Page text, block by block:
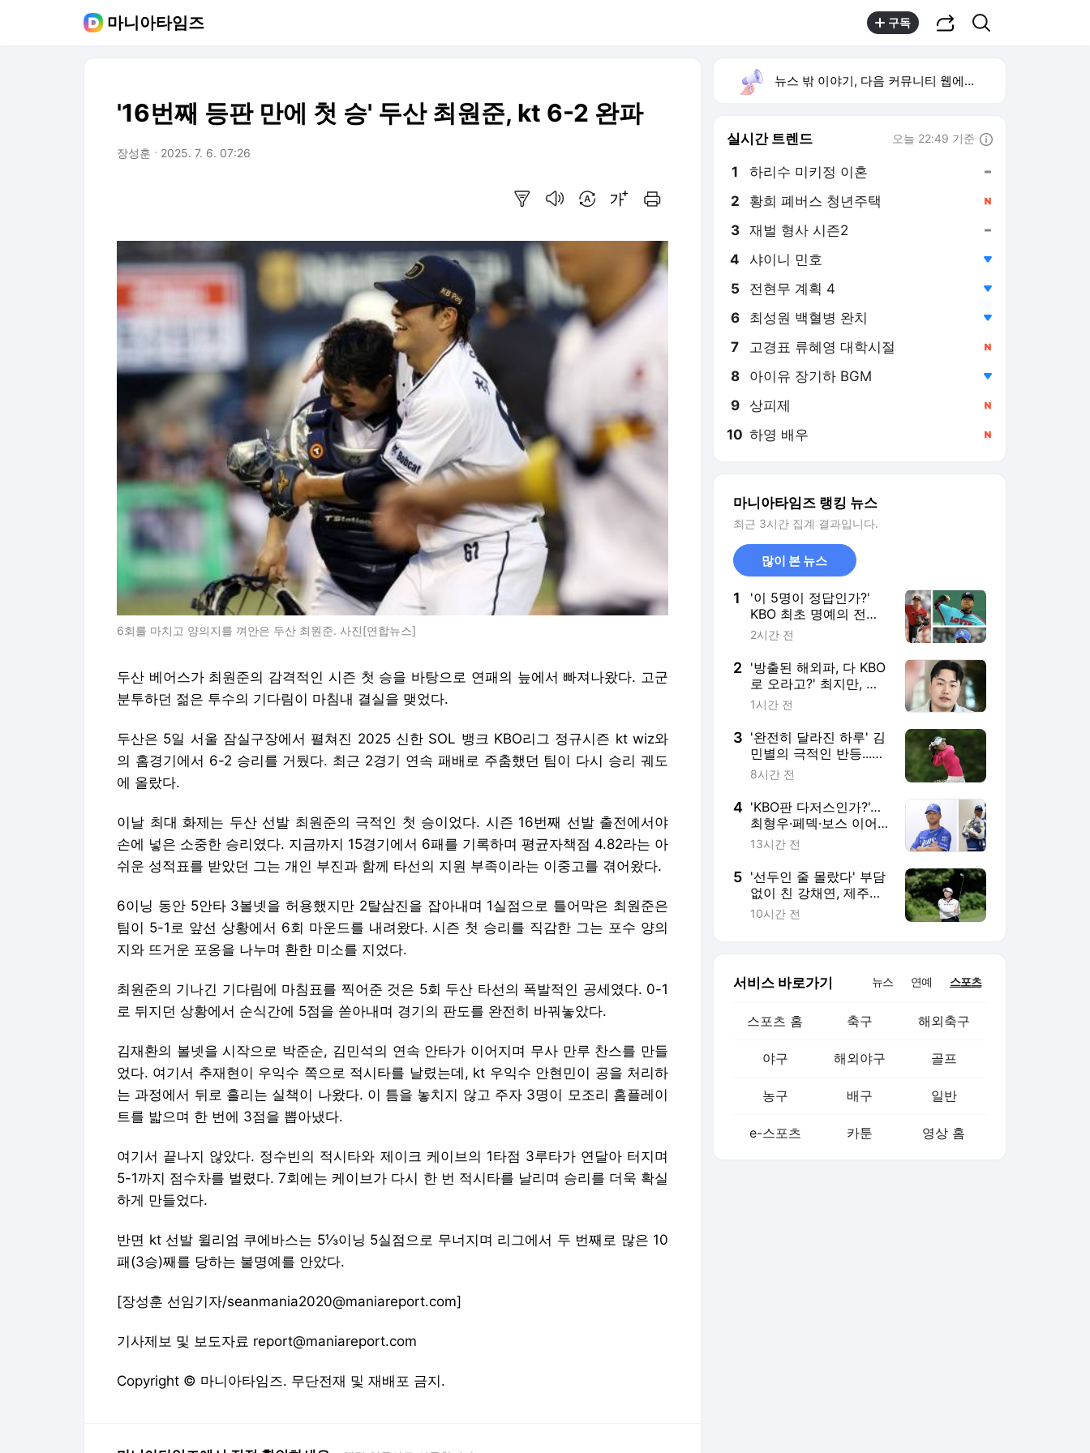
마니아타임즈 구독
'16번째 등판 만에 첫 승' 두산 최원준, kt 6-2 완파
장성훈 2025. 7. 6. 07:26
6회를 마치고 양의지를 껴안은 두산 최원준. 사진[연합뉴스]
두산 베어스가 최원준의 감격적인 시즌 첫 승을 바탕으로 연패의 늪에서 빠져나왔다. 고군
분투하던 젊은 투수의 기다림이 마침내 결실을 맺었다.
두산은 5일 서울 잠실구장에서 펼쳐진 2025 신한 SOL 뱅크 KBO리그 정규시즌 kt wiz와
의 홈경기에서 6-2 승리를 거뒀다. 최근 2경기 연속 패배로 주춤했던 팀이 다시 승리 궤도
에 올랐다.
이날 최대 화제는 두산 선발 최원준의 극적인 첫 승이었다. 시즌 16번째 선발 출전에서야
손에 넣은 소중한 승리였다. 지금까지 15경기에서 6패를 기록하며 평균자책점 4.82라는 아
쉬운 성적표를 받았던 그는 개인 부진과 함께 타선의 지원 부족이라는 이중고를 겪어왔다.
6이닝 동안 5안타 3볼넷을 허용했지만 2탈삼진을 잡아내며 1실점으로 틀어막은 최원준은
팀이 5-1로 앞선 상황에서 6회 마운드를 내려왔다. 시즌 첫 승리를 직감한 그는 포수 양의
지와 뜨거운 포옹을 나누며 환한 미소를 지었다.
최원준의 기나긴 기다림에 마침표를 찍어준 것은 5회 두산 타선의 폭발적인 공세였다. 0-1
로 뒤지던 상황에서 순식간에 5점을 쏟아내며 경기의 판도를 완전히 바꿔놓았다.
김재환의 볼넷을 시작으로 박준순, 김민석의 연속 안타가 이어지며 무사 만루 찬스를 만들
었다. 여기서 추재현이 우익수 쪽으로 적시타를 날렸는데, kt 우익수 안현민이 공을 처리하
는 과정에서 뒤로 흘리는 실책이 나왔다. 이 틈을 놓치지 않고 주자 3명이 모조리 홈플레이
트를 밟으며 한 번에 3점을 뽑아냈다.
여기서 끝나지 않았다. 정수빈의 적시타와 제이크 케이브의 1타점 3루타가 연달아 터지며
5-1까지 점수차를 벌렸다. 7회에는 케이브가 다시 한 번 적시타를 날리며 승리를 더욱 확실
하게 만들었다.
반면 kt 선발 윌리엄 쿠에바스는 5⅓이닝 5실점으로 무너지며 리그에서 두 번째로 많은 10
패(3승)째를 당하는 불명예를 안았다.
[장성훈 선임기자/seanmania2020@maniareport.com]
기사제보 및 보도자료 report@maniareport.com
Copyright © 마니아타임즈. 무단전재 및 재배포 금지.
뉴스 밖 이야기, 다음 커뮤니티 웹에서 보기
실시간 트렌드 오늘 22:49 기준
1 하리수 미키정 이혼
2 황희 폐버스 청년주택
4 샤이니 민호
5 전현무 계획 4
6 최성원 백혈병 완치
7 고경표 류혜영 대학시절
8 아이유 장기하 BGM
9 상피제
10 하영 배우
마니아타임즈 랭킹 뉴스
최근 3시간 집계 결과입니다.
많이 본 뉴스
1
'이 5명이 정답인가?'
KBO 최초 명예의 전당,
선동열·최동원·이승엽·
논쟁
2시간 전
2 '방출된 해외파, 다 KBO
로 오라고?' 최지만, 배
지환, 심준석의 엇갈린
1시간 전
3 '완전히 달라진 하루' 김
민별의 극적인 반등...공
동 115위서 공동 38위로
8시간 전
4 'KBO판 다저스인가?'…
최형우·페덱·보스 이어
미야모리까지, 삼성의
13시간 전
5 '선두인 줄 몰랐다' 부담
없이 친 강채연, 제주삼
다수 마스터스 2R 단독
10시간 전
서비스 바로가기 뉴스 연예 스포츠
스포츠 홈 축구 해외축구
야구 해외야구 골프
농구 배구 일반
e-스포츠 카툰 영상 홈